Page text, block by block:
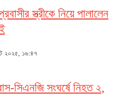
স্ত্রীকে নিয়ে পালালেন
২০২৫, ১৬:৪৭
সিএনজি সংঘর্ষে নিহত ২,